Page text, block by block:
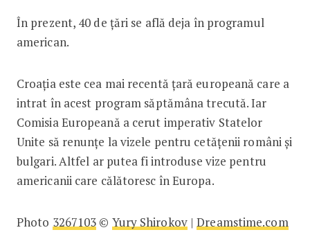
În prezent, 40 de țări se află deja în programul
american.
Croația este cea mai recentă țară europeană care a
intrat în acest program săptămâna trecută. Iar
Comisia Europeană a cerut imperativ Statelor
Unite să renunțe la vizele pentru cetățenii români și
bulgari. Altfel ar putea fi introduse vize pentru
americanii care călătoresc în Europa.
Photo 3267103 © Yury Shirokov|Dreamstime.com